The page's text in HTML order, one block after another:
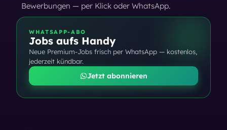
Bewerbungen — per Klick oder WhatsApp.
WHATSAPP-ABO
Jobs aufs Handy
Neue Premium-Jobs frisch per WhatsApp — kostenlos,
jederzeit kündbar.
Jetzt abonnieren